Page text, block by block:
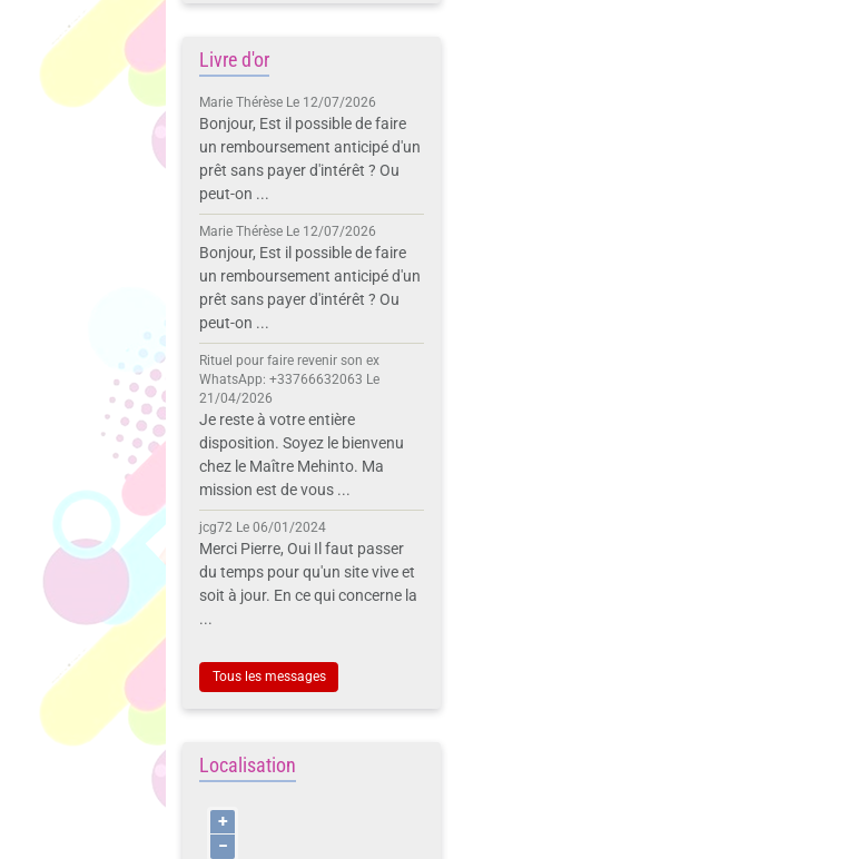
Livre d'or
Marie Thérèse Le 12/07/2026
Bonjour, Est il possible de faire
un remboursement anticipé d'un
prêt sans payer d'intérêt ? Ou
peut-on ...
Marie Thérèse Le 12/07/2026
Bonjour, Est il possible de faire
un remboursement anticipé d'un
prêt sans payer d'intérêt ? Ou
peut-on ...
Rituel pour faire revenir son ex
WhatsApp: +33766632063 Le
21/04/2026
Je reste à votre entière
disposition. Soyez le bienvenu
chez le Maître Mehinto. Ma
mission est de vous ...
jcg72 Le 06/01/2024
Merci Pierre, Oui Il faut passer
du temps pour qu'un site vive et
soit à jour. En ce qui concerne la
...
Tous les messages
Localisation
+
−